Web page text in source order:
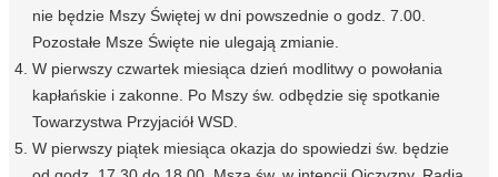
nie będzie Mszy Świętej w dni powszednie o godz. 7.00.
Pozostałe Msze Święte nie ulegają zmianie.
W pierwszy czwartek miesiąca dzień modlitwy o powołania
kapłańskie i zakonne. Po Mszy św. odbędzie się spotkanie
Towarzystwa Przyjaciół WSD.
W pierwszy piątek miesiąca okazja do spowiedzi św. będzie